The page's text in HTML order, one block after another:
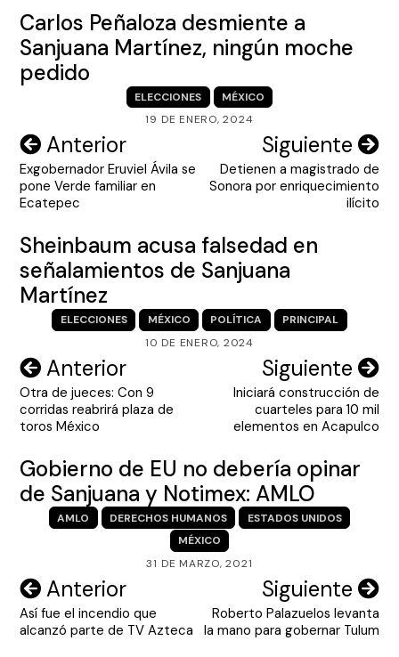
Carlos Peñaloza desmiente a
Sanjuana Martínez, ningún moche
pedido
ELECCIONES
MÉXICO
19 DE ENERO, 2024
Navegación
de
entradas
Anterior
Exgobernador Eruviel Ávila se
pone Verde familiar en
Ecatepec
Siguiente
Detienen a magistrado de
Sonora por enriquecimiento
ilícito
Sheinbaum acusa falsedad en
señalamientos de Sanjuana
Martínez
ELECCIONES MÉXICO POLÍTICA
PRINCIPAL
10 DE ENERO, 2024
Navegación
de
entradas
Anterior
Otra de jueces: Con 9
corridas reabrirá plaza de
toros México
Siguiente
Iniciará construcción de
cuarteles para 10 mil
elementos en Acapulco
Gobierno de EU no debería opinar
de Sanjuana y Notimex: AMLO
AMLO DERECHOS HUMANOS
ESTADOS UNIDOS
MÉXICO
31 DE MARZO, 2021
Navegación
de
Anterior
Así fue el incendio que
alcanzó parte de TV Azteca
Siguiente
Roberto Palazuelos levanta
la mano para gobernar Tulum